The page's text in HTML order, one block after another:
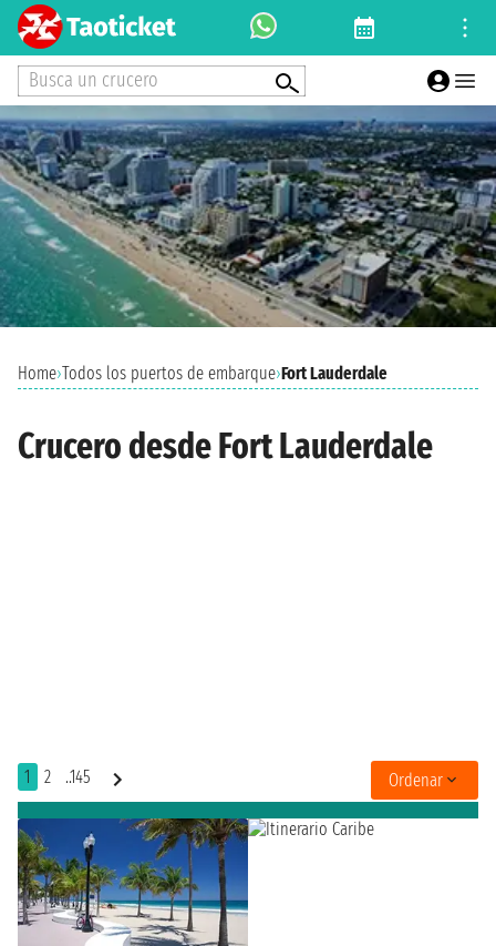
Busca un crucero
Home›Todos los puertos de embarque›Fort Lauderdale
Crucero desde Fort Lauderdale
1 2 ..145 Ordenar